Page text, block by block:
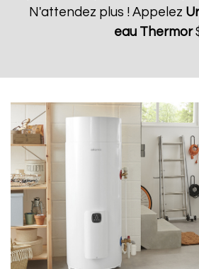
N'attendez plus ! Appelez
eau Thermor